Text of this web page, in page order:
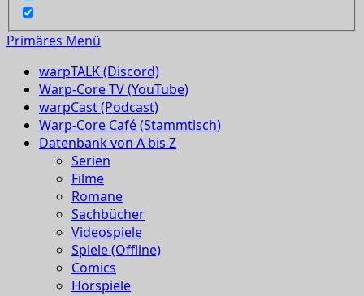
Primäres Menü
warpTALK (Discord)
Warp-Core TV (YouTube)
warpCast (Podcast)
Warp-Core Café (Stammtisch)
Datenbank von A bis Z
Serien
Filme
Romane
Sachbücher
Videospiele
Spiele (Offline)
Comics
Hörspiele